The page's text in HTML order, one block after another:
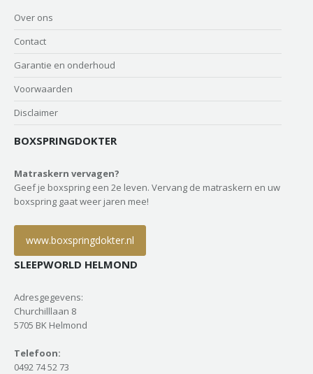
Over ons
Contact
Garantie en onderhoud
Voorwaarden
Disclaimer
BOXSPRINGDOKTER
Matraskern vervagen?
Geef je boxspring een 2e leven. Vervang de matraskern en uw
boxspring gaat weer jaren mee!
www.boxspringdokter.nl
SLEEPWORLD HELMOND
Adresgegevens:
Churchilllaan 8
5705 BK Helmond
Telefoon:
0492 74 52 73